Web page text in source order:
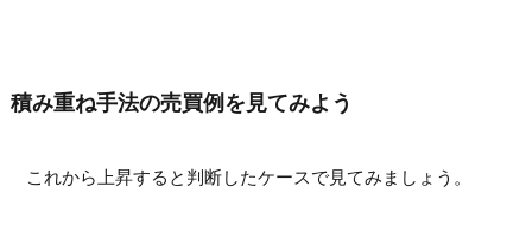
積み重ね手法の売買例を見てみよう
これから上昇すると判断したケースで見てみましょう。